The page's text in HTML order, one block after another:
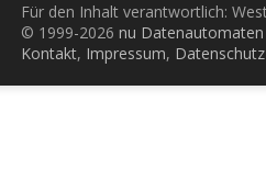
Für den Inhalt verantwortlich:
© 1999-2026 nu
Kontakt, Impressum, Datenschutz